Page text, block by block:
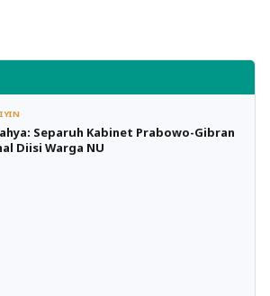
Separuh Kabinet Prabowo-Gibran
Diisi Warga NU